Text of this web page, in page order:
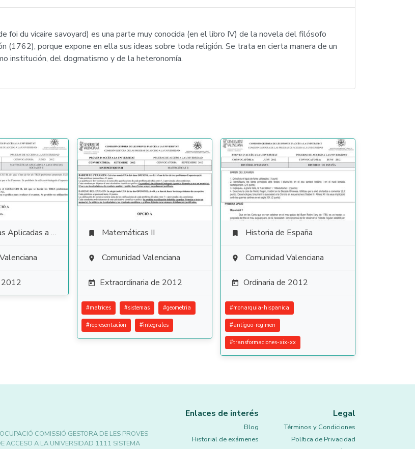
foi du vicaire savoyard) es una parte muy conocida (en el libro IV) de la novela del filósofo
(1762), porque expone en ella sus ideas sobre toda religión. Se trata en cierta manera de un
institución, del dogmatismo y de la heteronomía.
a las Ciencias Sociales
2012
 Matemáticas II
 Comunidad Valenciana
 Extraordinaria de 2012
#matrices #sistemas #geometria
#representacion #integrales
 Historia de España
 Comunidad Valenciana
 Ordinaria de 2012
#monarquia-hispanica
#antiguo-regimen
#transformaciones-xix-xx
COMISSIÓ GESTORA DE LES PROVES
ACCESO A LA UNIVERSIDAD 1111 SISTEMA
Enlaces de interés
Blog
Historial de exámenes
Legal
Términos y Condiciones
Política de Privacidad